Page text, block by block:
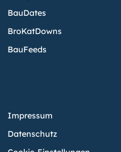
BauDates
BroKatDowns
BauFeeds
Impressum
Datenschutz